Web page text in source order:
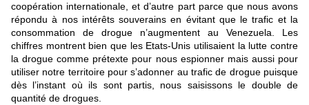
coopération internationale, et d’autre part parce que nous avons
répondu à nos intérêts souverains en évitant que le trafic et la
consommation de drogue n’augmentent au Venezuela. Les
chiffres montrent bien que les Etats-Unis utilisaient la lutte contre
la drogue comme prétexte pour nous espionner mais aussi pour
utiliser notre territoire pour s’adonner au trafic de drogue puisque
dès l’instant où ils sont partis, nous saisissons le double de
quantité de drogues.